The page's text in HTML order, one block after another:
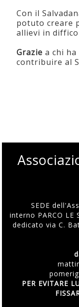
Con il
potuto creare
allievi in
Grazie a chi
contribuire al
SEDE
interno PARCO LE
dedicato via C.
PER EVITARE